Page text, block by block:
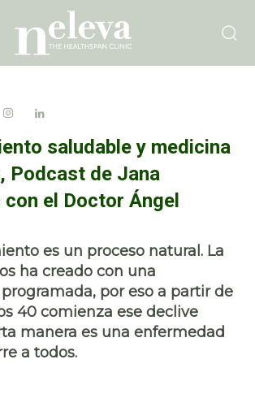
saludable y medicina
Podcast de Jana
con el Doctor Ángel
es un proceso natural. La
ha creado con una
, por eso a partir de
40 comienza ese declive
manera es una enfermedad
a todos.